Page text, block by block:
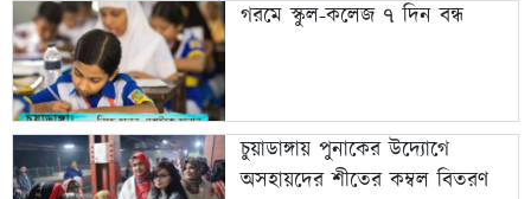
গরমে স্কুল-কলেজ ৭ দিন বন্ধ
চুয়াডাঙ্গায় পুনাকের উদ্যোগে
অসহায়দের শীতের কম্বল বিতরণ